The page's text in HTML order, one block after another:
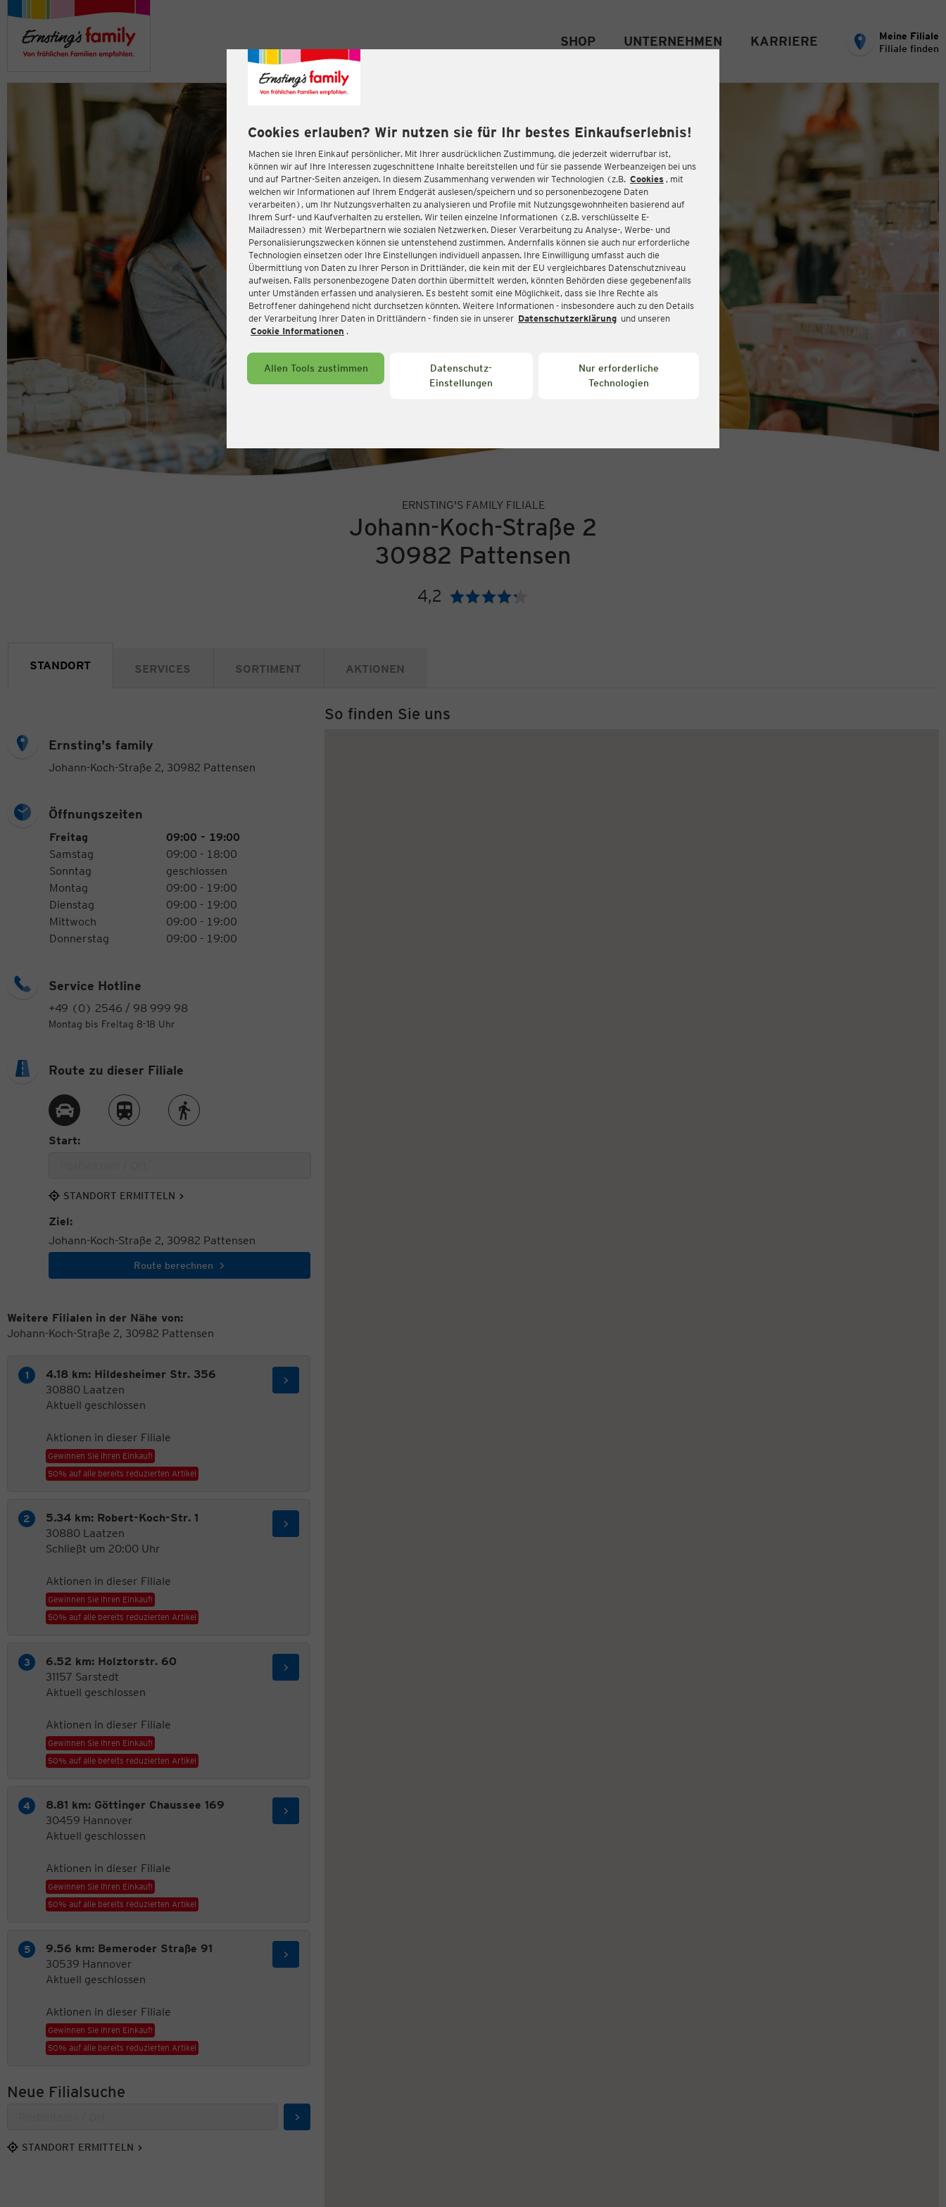
Cookies erlauben? Wir nutzen sie für Ihr bestes Einkaufserlebnis!
Machen sie Ihren Einkauf persönlicher. Mit Ihrer ausdrücklichen Zustimmung, die jederzeit widerrufbar ist,
können wir auf Ihre Interessen zugeschnittene Inhalte bereitstellen und für sie passende Werbeanzeigen bei uns
und auf Partner-Seiten anzeigen. In diesem Zusammenhang verwenden wir Technologien (z.B. Cookies , mit
welchen wir Informationen auf Ihrem Endgerät auslesen/speichern und so personenbezogene Daten
verarbeiten), um Ihr Nutzungsverhalten zu analysieren und Profile mit Nutzungsgewohnheiten basierend auf
Ihrem Surf- und Kaufverhalten zu erstellen. Wir teilen einzelne Informationen (z.B. verschlüsselte E-
Mailadressen) mit Werbepartnern wie sozialen Netzwerken. Dieser Verarbeitung zu Analyse-, Werbe- und
Personalisierungszwecken können sie untenstehend zustimmen. Andernfalls können sie auch nur erforderliche
Technologien einsetzen oder Ihre Einstellungen individuell anpassen. Ihre Einwilligung umfasst auch die
Übermittlung von Daten zu Ihrer Person in Drittländer, die kein mit der EU vergleichbares Datenschutzniveau
aufweisen. Falls personenbezogene Daten dorthin übermittelt werden, könnten Behörden diese gegebenenfalls
unter Umständen erfassen und analysieren. Es besteht somit eine Möglichkeit, dass sie Ihre Rechte als
Betroffener dahingehend nicht durchsetzen könnten. Weitere Informationen - insbesondere auch zu den Details
der Verarbeitung Ihrer Daten in Drittländern - finden sie in unserer Datenschutzerklärung und unseren
Cookie Informationen .
Allen Tools zustimmen
Datenschutz-
Einstellungen
Nur erforderliche
Technologien
SHOP UNTERNEHMEN KARRIERE
Meine Filiale
Filiale finden
ERNSTING'S FAMILY FILIALE
Johann-Koch-Straße 2
30982 Pattensen
4,2 Bewertung:
STANDORT SERVICES SORTIMENT AKTIONEN
Ernsting's family
Johann-Koch-Straße 2, 30982 Pattensen
Öffnungszeiten
Öffnungszeiten
Wochentag
Freitag
09:00 - 19:00
Samstag
09:00 - 18:00
Sonntag
geschlossen
Montag
09:00 - 19:00
Dienstag
09:00 - 19:00
Mittwoch
09:00 - 19:00
Donnerstag
09:00 - 19:00
Service Hotline
+49 (0) 2546 / 98 999 98
Montag bis Freitag 8-18 Uhr
So finden Sie uns
Route zu dieser Filiale
Route per AutoRoute per ZugRoute zu Fuß
Start:
STANDORT ERMITTELN
Ziel:
Johann-Koch-Straße 2, 30982 Pattensen
Route berechnen
Weitere Filialen in der Nähe von:
Johann-Koch-Straße 2, 30982 Pattensen
4.18 km: Hildesheimer Str. 356
30880 Laatzen
Aktuell geschlossen
Aktionen in dieser Filiale
Gewinnen Sie Ihren Einkauf!
50% auf alle bereits reduzierten Artikel
5.34 km: Robert-Koch-Str. 1
30880 Laatzen
Schließt um 20:00 Uhr
Aktionen in dieser Filiale
Gewinnen Sie Ihren Einkauf!
50% auf alle bereits reduzierten Artikel
6.52 km: Holztorstr. 60
31157 Sarstedt
Aktuell geschlossen
Aktionen in dieser Filiale
Gewinnen Sie Ihren Einkauf!
50% auf alle bereits reduzierten Artikel
8.81 km: Göttinger Chaussee 169
30459 Hannover
Aktuell geschlossen
Aktionen in dieser Filiale
Gewinnen Sie Ihren Einkauf!
50% auf alle bereits reduzierten Artikel
9.56 km: Bemeroder Straße 91
30539 Hannover
Aktuell geschlossen
Aktionen in dieser Filiale
Gewinnen Sie Ihren Einkauf!
50% auf alle bereits reduzierten Artikel
Neue Filialsuche
Suchen
STANDORT ERMITTELN